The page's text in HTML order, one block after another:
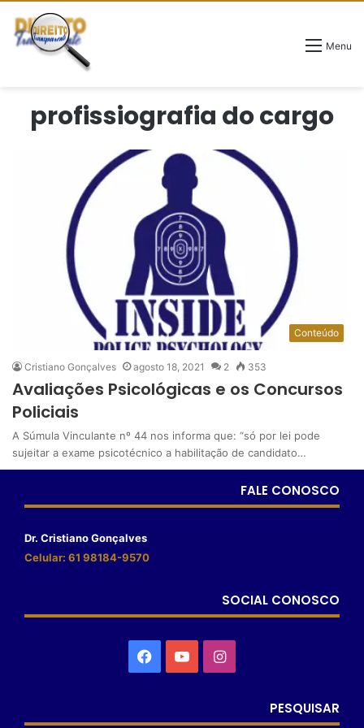
Menu
profissiografia do cargo
Conteúdo
Cristiano Gonçalves agosto 18, 2021 2 353
Avaliações Psicológicas e os Concursos
Policiais
A Súmula Vinculante nº 44 nos informa que: “só por lei pode
sujeitar a exame psicotécnico a habilitação de candidato…
FALE CONOSCO
Dr. Cristiano Gonçalves
Celular: 61 98184-9570
SOCIAL CONOSCO
PESQUISAR